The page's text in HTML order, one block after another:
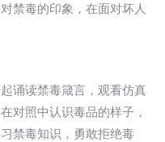
禁毒的印象，在面对坏人
诵读禁毒箴言，观看仿真
对照中认识毒品的样子，
禁毒知识，勇敢拒绝毒